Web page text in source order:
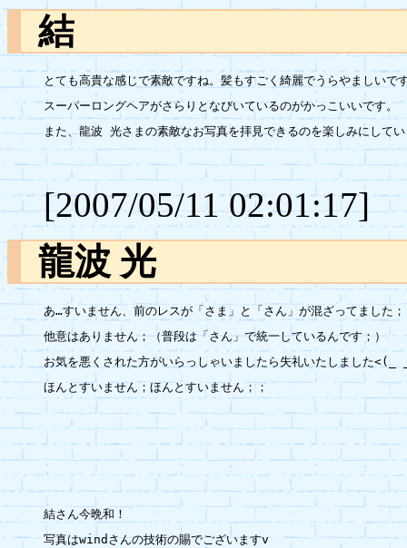
結
とても高貴な感じで素敵ですね。髪もすごく綺麗でうらやましいで
スーパーロングヘアがさらりとなびいているのがかっこいいです。
また、龍波 光さまの素敵なお写真を拝見できるのを楽しみにして
[2007/05/11 02:01:17]
龍波 光
あ…すいません、前のレスが「さま」と「さん」が混ざってました；
他意はありません；（普段は「さん」で統一しているんです；）
お気を悪くされた方がいらっしゃいましたら失礼いたしました<(_
ほんとすいません；ほんとすいません；；
結さん今晩和！
写真はwindさんの技術の賜でございますv